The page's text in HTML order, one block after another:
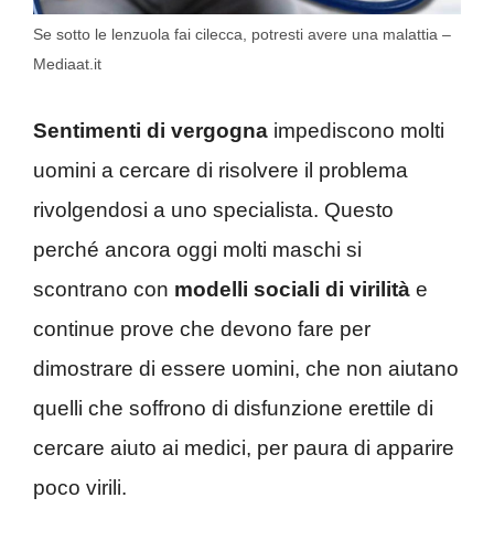
Se sotto le lenzuola fai cilecca, potresti avere una malattia –
Mediaat.it
Sentimenti di vergogna impediscono molti
uomini a cercare di risolvere il problema
rivolgendosi a uno specialista. Questo
perché ancora oggi molti maschi si
scontrano con modelli sociali di virilità e
continue prove che devono fare per
dimostrare di essere uomini, che non aiutano
quelli che soffrono di disfunzione erettile di
cercare aiuto ai medici, per paura di apparire
poco virili.